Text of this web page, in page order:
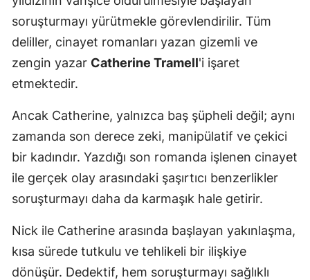
soruşturmayı yürütmekle görevlendirilir. Tüm
deliller, cinayet romanları yazan gizemli ve
zengin yazar Catherine Tramell'i işaret
etmektedir.
Ancak Catherine, yalnızca baş şüpheli değil; aynı
zamanda son derece zeki, manipülatif ve çekici
bir kadındır. Yazdığı son romanda işlenen cinayet
ile gerçek olay arasındaki şaşırtıcı benzerlikler
soruşturmayı daha da karmaşık hale getirir.
Nick ile Catherine arasında başlayan yakınlaşma,
kısa sürede tutkulu ve tehlikeli bir ilişkiye
dönüşür. Dedektif, hem soruşturmayı sağlıklı